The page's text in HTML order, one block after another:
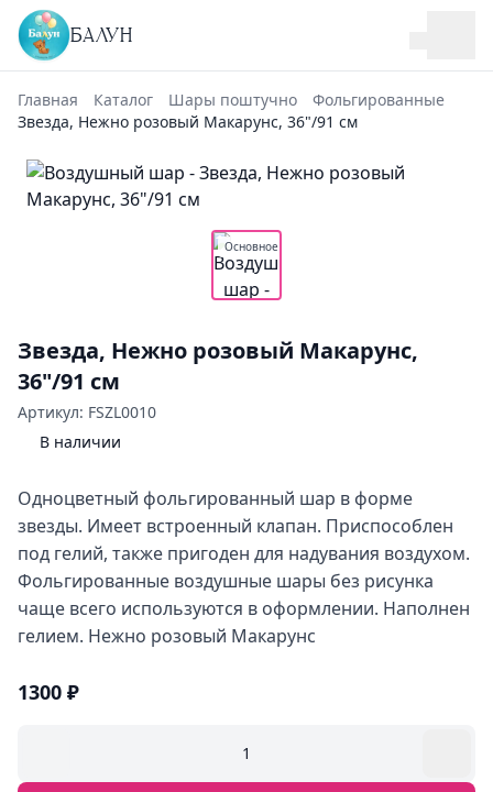
БАЛУН
Главная Каталог Шары поштучно
Фольгированные
Звезда, Нежно розовый Макарунс, 36"/91 см
Основное
Звезда, Нежно розовый Макарунс,
36"/91 см
Артикул: FSZL0010
В наличии
Одноцветный фольгированный шар в форме
звезды. Имеет встроенный клапан. Приспособлен
под гелий, также пригоден для надувания воздухом.
Фольгированные воздушные шары без рисунка
чаще всего используются в оформлении. Наполнен
гелием. Нежно розовый Макарунс
1300 ₽
1